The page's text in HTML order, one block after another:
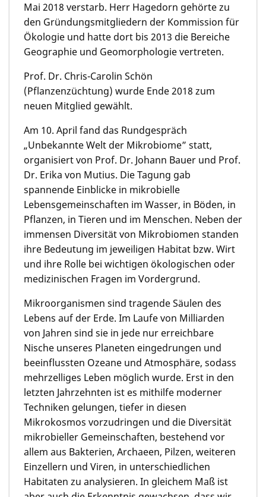
Mai 2018 verstarb. Herr Hagedorn gehörte zu
den Gründungsmit­gliedern der Kommission für
Ökologie und hatte dort bis 2013 die Bereiche
Geographie und Geomorpholo­gie vertreten.
Prof. Dr. Chris-Carolin Schön
(Pflanzenzüchtung) wurde Ende 2018 zum
neuen Mitglied gewählt.
Am 10. April fand das Rundgespräch
„Unbekannte Welt der Mikrobiome” statt,
organisiert von Prof. Dr. Johann Bauer und Prof.
Dr. Erika von Mutius. Die Tagung gab
spannende Einblicke in mikrobielle
Lebensgemein­schaf­ten im Wasser, in Böden, in
Pflanzen, in Tieren und im Menschen. Neben der
immensen Diversität von Mikrobiomen standen
ihre Bedeutung im jeweiligen Habitat bzw. Wirt
und ihre Rolle bei wichtigen ökologischen oder
medizinischen Fragen im Vordergrund.
Mikroorganismen sind tragende Säulen des
Lebens auf der Erde. Im Laufe von Milliarden
von Jahren sind sie in jede nur erreichbare
Nische unseres Planeten eingedrungen und
beeinflussten Ozeane und Atmosphäre, sodass
mehrzelliges Leben möglich wurde. Erst in den
letzten Jahrzehnten ist es mithilfe moderner
Techniken gelungen, tiefer in diesen
Mikrokosmos vorzudringen und die Diversität
mikrobieller Gemeinschaf­ten, bestehend vor
allem aus Bakterien, Archaeen, Pilzen, weiteren
Einzellern und Viren, in unterschiedlichen
Habitaten zu analysieren. In gleichem Maß ist